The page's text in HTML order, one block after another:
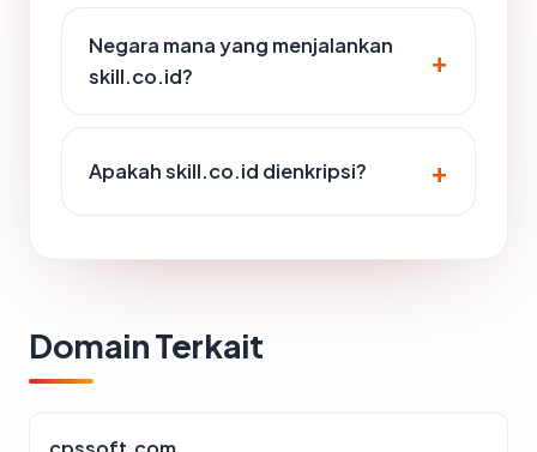
Negara mana yang menjalankan
skill.co.id?
Apakah skill.co.id dienkripsi?
Domain Terkait